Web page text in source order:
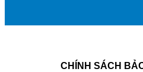
CHÍNH SÁCH